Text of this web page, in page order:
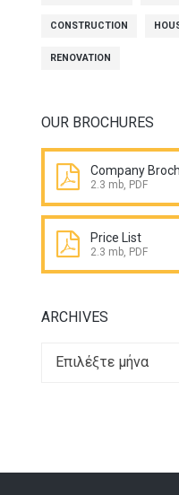
CONSTRUCTION
RENOVATION
OUR BROCHURES
Company
2.3 mb, PDF
Price List
2.3 mb, PDF
ARCHIVES
Archives
Επιλέξτε μήνα
Archives